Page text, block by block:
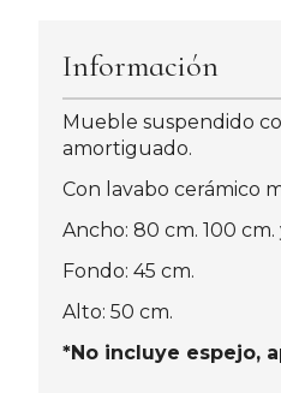
Información
Mueble suspendido
amortiguado.
Con lavabo cerámico
Ancho: 80 cm. 100 cm.
Fondo: 45 cm.
Alto: 50 cm.
*No incluye espejo,